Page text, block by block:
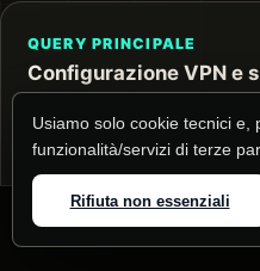
Usiamo solo cookie tecnici e,
funzionalità/servizi di terze
Rifiuta non essenziali
QUERY PRINCIPALE
Configurazione VPN e
La pagina risponde a
domande collegate su
Prima dell'intervento
dispositivi e impatto
© 2026 Marco Lunardi ·